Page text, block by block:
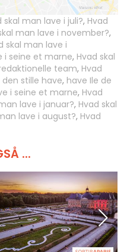
skal man lave i juli?, Hvad
man lave i november?,
skal man lave i
i seine et marne, Hvad skal
team, Hvad
stille have, have Ile de
i seine et marne, Hvad
lave i januar?, Hvad skal
lave i august?, Hvad
...